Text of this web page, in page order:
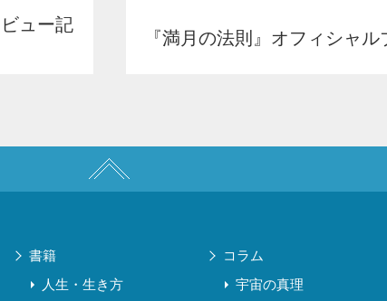
ュー記
『満月の法則』オフィシャ
書籍
人生・生き方
コラム
宇宙の真理